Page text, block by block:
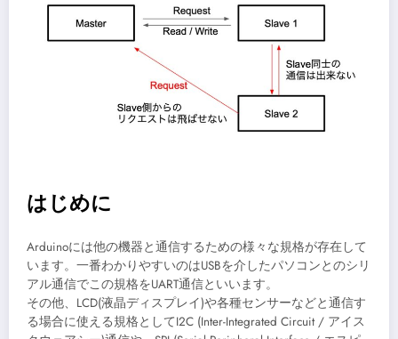
はじめに
Arduinoには他の機器と通信するための様々な規格が存在して
います。一番わかりやすいのはUSBを介したパソコンとのシリ
アル通信でこの規格をUART通信といいます。
その他、LCD(液晶ディスプレイ)や各種センサーなどと通信す
る場合に使える規格としてI2C (Inter-Integrated Circuit / アイス